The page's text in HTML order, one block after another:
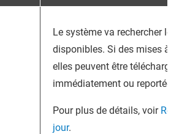
Le système va rechercher
disponibles. Si des mises à
elles peuvent être
immédiatement ou reportée
Pour plus de détails, voir
jour.